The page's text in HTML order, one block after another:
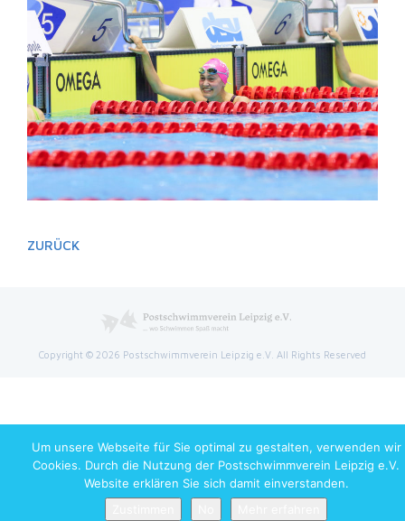
ZURÜCK
Copyright © 2026 Postschwimmverein Leipzig e.V. All Rights Reserved
Um unsere Webseite für Sie optimal zu gestalten, verwenden wir
Cookies. Durch die Nutzung der Postschwimmverein Leipzig e.V.
Website erklären Sie sich damit einverstanden.